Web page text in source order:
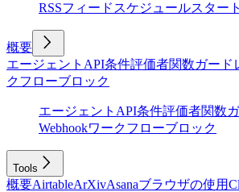
RSSフィード スケジュールスタート
概要
エージェント API条件評価者関数ガード
クフローブロック
エージェント API条件評価者関数
Webhookワークフローブロック
Tools
概要AirtableArXivAsanaブラウザの使用